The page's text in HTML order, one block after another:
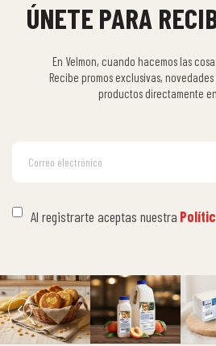
ÚNETE PARA
En Velmon, cuando hacemos las
Recibe promos exclusivas,
productos directamente
Al registrarte aceptas nuestra